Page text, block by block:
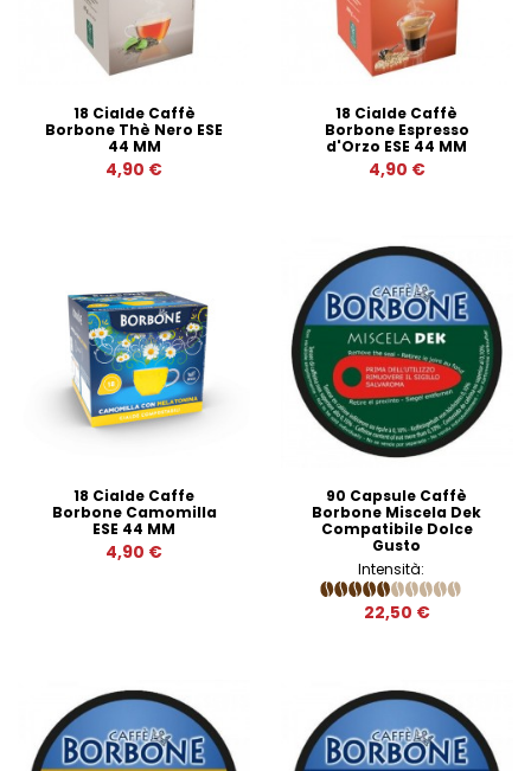
18 Cialde Caffè
Borbone Thè Nero ESE
44 MM
4,90 €
18 Cialde Caffè
Borbone Espresso
d'Orzo ESE 44 MM
4,90 €
18 Cialde Caffe
Borbone Camomilla
ESE 44 MM
4,90 €
90 Capsule Caffè
Borbone Miscela Dek
Compatibile Dolce
Gusto
Intensità:
22,50 €